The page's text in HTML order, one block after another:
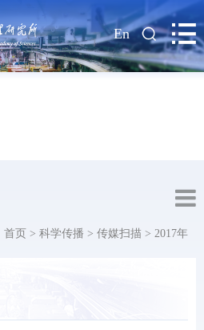
| En
首页 > 科学传播 > 传媒扫描 > 2017年